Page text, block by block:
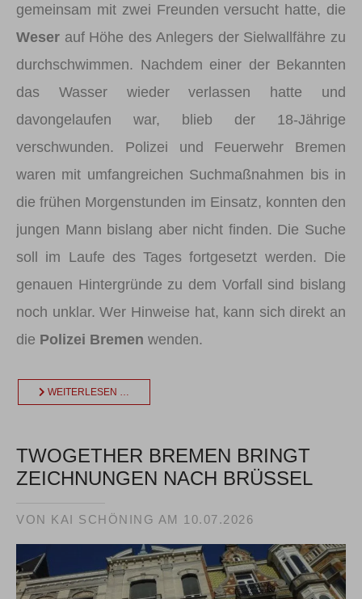
gemeinsam mit zwei Freunden versucht hatte, die
Weser auf Höhe des Anlegers der Sielwallfähre zu
durchschwimmen. Nachdem einer der Bekannten
das Wasser wieder verlassen hatte und
davongelaufen war, blieb der 18-Jährige
verschwunden. Polizei und Feuerwehr Bremen
waren mit umfangreichen Suchmaßnahmen bis in
die frühen Morgenstunden im Einsatz, konnten den
jungen Mann bislang aber nicht finden. Die Suche
soll im Laufe des Tages fortgesetzt werden. Die
genauen Hintergründe zu dem Vorfall sind bislang
noch unklar. Wer Hinweise hat, kann sich direkt an
die Polizei Bremen wenden.
WEITERLESEN …
TWOGETHER BREMEN BRINGT
ZEICHNUNGEN NACH BRÜSSEL
VON KAI SCHÖNING AM 10.07.2026